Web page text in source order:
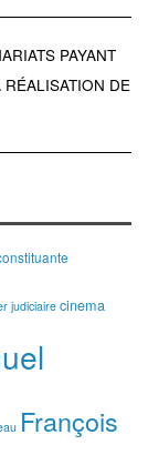
PAYANT
DE
judiciaire cinema
François